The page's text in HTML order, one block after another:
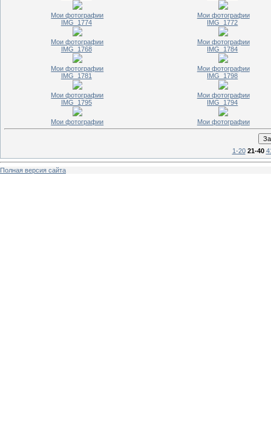
Мои фотографии
Мои фотографии
IMG_1774
Мои фотографии
IMG_1772
Мои фотографии
IMG_1768
Мои фотографии
IMG_1784
Мои фотографии
IMG_1781
Мои фотографии
IMG_1798
Мои фотографии
IMG_1795
Мои фотографии
IMG_1794
Мои фотографии
1-20 21-40
Полная версия сайта